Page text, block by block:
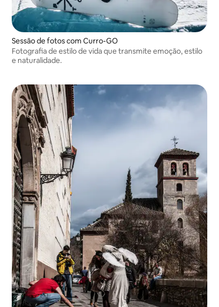
Sessão de fotos com Curro-GO
Fotografia de estilo de vida que transmite emoção, estilo
e naturalidade.